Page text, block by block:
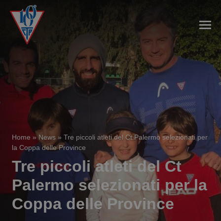
Home »News » Tre piccoli atleti del Ct Palermo selezionati per
la Coppa delle Province
Tre piccoli atleti del Ct
Palermo selezionati per la
Coppa delle Province